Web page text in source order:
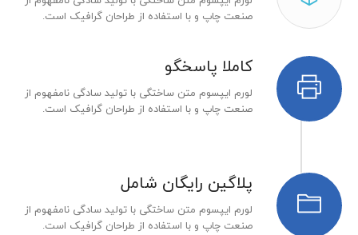
صنعت چاپ و با استفاده از طراحان گرافیک است.
کاملا پاسخگو
لورم ایپسوم متن ساختگی با تولید سادگی نامفهوم از
صنعت چاپ و با استفاده از طراحان گرافیک است.
پلاگین رایگان شامل
لورم ایپسوم متن ساختگی با تولید سادگی نامفهوم از
صنعت چاپ و با استفاده از طراحان گرافیک است.